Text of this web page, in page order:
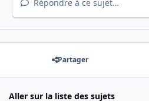
Répondre à ce sujet…
Partager
Aller sur la liste des sujets